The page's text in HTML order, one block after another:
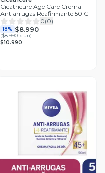
Cicatricure Age Care Crema
Antiarrugas Reafirmante 50 G
0(0)
18% $8.990
($8.990 x un)
$10.990